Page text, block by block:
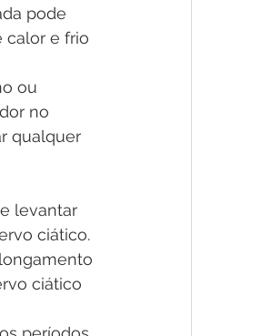
pode
calor e frio
ou
no
qualquer
levantar
ciático.
ciático